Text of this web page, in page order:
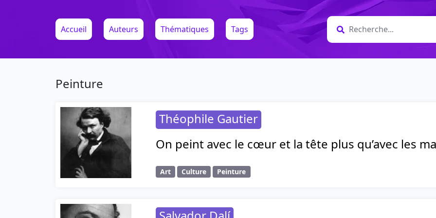
Accueil Auteurs Thématiques Tags
Peinture
Théophile Gautier
On peint avec le cœur et la tête plus qu’avec les
Art Culture Peinture